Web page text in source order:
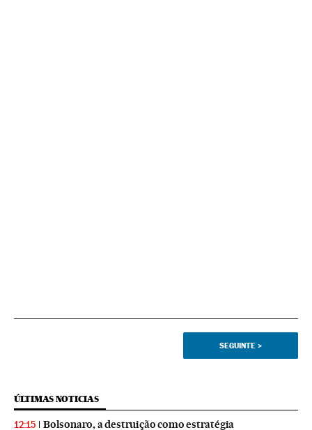
SEGUINTE >
ÚLTIMAS NOTICIAS
12:15 Bolsonaro, a destruição como estratégia